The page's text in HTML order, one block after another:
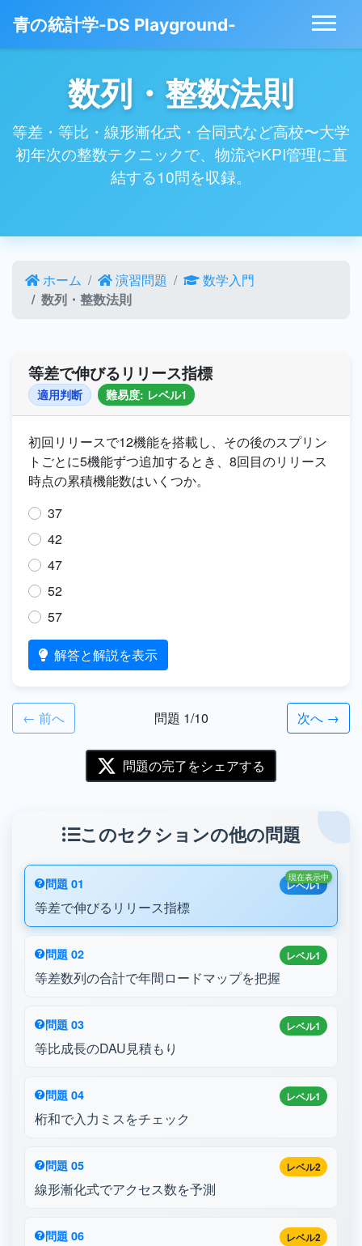
青の統計学-DS Playground-
数列・整数法則
等差・等比・線形漸化式・合同式など高校〜大学
初年次の整数テクニックで、物流やKPI管理に直
結する10問を収録。
ホーム 演習問題
数学入門
数列・整数法則
等差で伸びるリリース指標
適用判断 難易度: レベル1
初回リリースで12機能を搭載し、その後のスプリン
トごとに5機能ずつ追加するとき、8回目のリリース
時点の累積機能数はいくつか。
37
42
47
52
57
解答と解説を表示
← 前へ 問題 1/10 次へ →
問題の完了をシェアする
このセクションの他の問題
レベル1
問題 01
等差で伸びるリリース指標
現在表示中
レベル1
問題 02
等差数列の合計で年間ロードマップを把握
レベル1
問題 03
等比成長のDAU見積もり
レベル1
問題 04
桁和で入力ミスをチェック
レベル2
問題 05
線形漸化式でアクセス数を予測
レベル2
問題 06